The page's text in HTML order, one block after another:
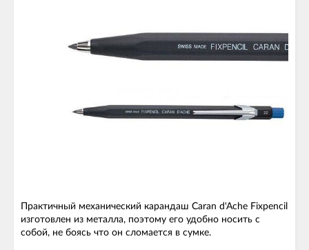
Практичный механический карандаш Caran d'Ache Fixpencil
изготовлен из металла, поэтому его удобно носить с
собой, не боясь что он сломается в сумке.